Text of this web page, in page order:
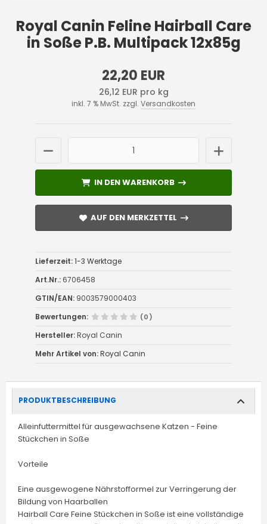
Royal Canin Feline Hairball Care
in Soße P.B. Multipack 12x85g
22,20 EUR
26,12 EUR pro kg
inkl. 7 % MwSt. zzgl. Versandkosten
IN DEN WARENKORB
IN DEN WARENKORB
AUF DEN MERKZETTEL
AUF DEN MERKZETTEL
Lieferzeit:1-3 Werktage
Art.Nr.: 6706458
GTIN/EAN: 9003579000403
Bewertungen:
(0)
Hersteller:Royal Canin
Mehr Artikel von:Royal Canin
PRODUKTBESCHREIBUNG
Alleinfuttermittel für ausgewachsene Katzen - Feine
Stückchen in Soße
Vorteile
Eine ausgewogene Nährstofformel zur Verringerung der
Bildung von Haarballen
Hairball Care Feine Stückchen in Soße ist eine vollständige